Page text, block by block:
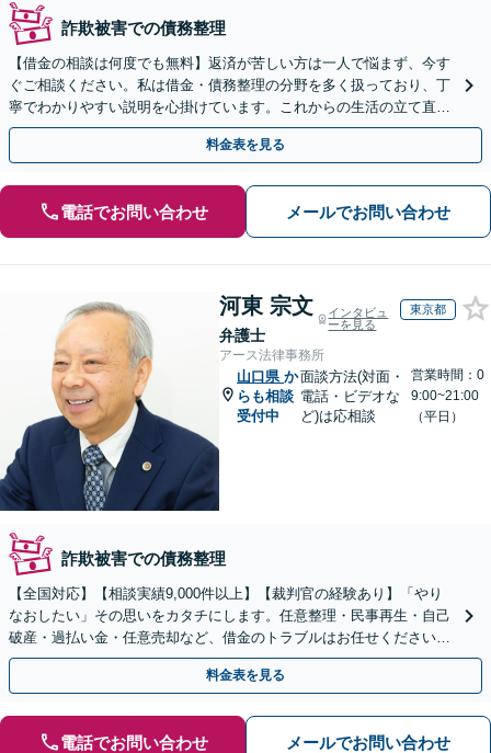
詐欺被害での債務整理
【借金の相談は何度でも無料】返済が苦しい方は一人で悩まず、今す
ぐご相談ください。私は借金・債務整理の分野を多く扱っており、丁
寧でわかりやすい説明を心掛けています。これからの生活の立て直し
を全力で支えます【山口駅徒歩13分】【駐車場完備】
料金表を見る
電話でお問い合わせ メールでお問い合わせ
河東 宗文
弁護士
インタビュ
ーを見る
東京都
アース法律事務所
山口県 か
らも相談
受付中
面談方法(対面・
電話・ビデオな
ど)は応相談
営業時間：0
9:00~21:00
（平日）
詐欺被害での債務整理
【全国対応】【相談実績9,000件以上】【裁判官の経験あり】「やり
なおしたい」その思いをカタチにします。任意整理・民事再生・自己
破産・過払い金・任意売却など、借金のトラブルはお任せください。
【初回相談無料】【全国対応可能】
料金表を見る
電話でお問い合わせ メールでお問い合わせ